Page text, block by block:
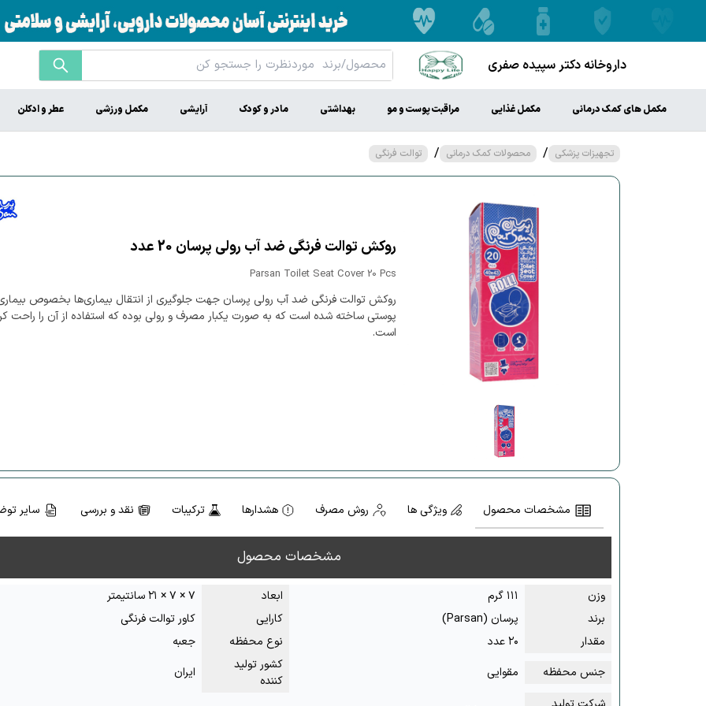
داروخانه دکتر سپیده صفری
مکمل های کمک درمانی مکمل غذایی مراقبت پوست و مو بهداشتی مادر و کودک آرایشی مکمل ورزشی عطر و ادکلن
تجهیزات پزشکی / محصولات کمک درمانی / توالت فرنگی
روکش توالت فرنگی ضد آب رولی پرسان 20 عدد
Parsan Toilet Seat Cover 20 Pcs
روکش توالت فرنگی ضد آب رولی پرسان جهت جلوگیری از انتقال بیماری‌ها بخصوص
پوستی ساخته شده است که به صورت یکبار مصرف و رولی بوده که استفاده از آن را راحت
است.
مشخصات محصول ویژگی ها روش مصرف هشدارها ترکیبات نقد و بررسی سایر
مشخصات محصول
وزن ۱۱۱ گرم ابعاد
۷ × ۷ × ۲۱ سانتیمتر
برند
پرسان (Parsan) کارایی
کاور توالت فرنگی
مقدار
۲۰ عدد نوع محفظه
جعبه
جنس محفظه
مقوایی
کشور تولید
کننده
ایران